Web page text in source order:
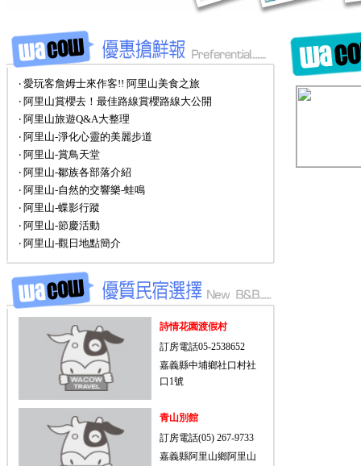
‧ 愛玩客詹姆士來作客!! 阿里山美食之旅
‧ 阿里山賞櫻去！最佳路線賞櫻路線大公開
‧ 阿里山旅遊Q&A大整理
‧ 阿里山-淨化心靈的美麗步道
‧ 阿里山-賞鳥天堂
‧ 阿里山-鄒族各部落介紹
‧ 阿里山-自然的交響樂-蛙鳴
‧ 阿里山-蝶影行蹤
‧ 阿里山-節慶活動
‧ 阿里山-觀日地點簡介
詩情花園渡假村
訂房電話05-2538652
嘉義縣中埔鄉社口村社
口1號
青山別館
訂房電話(05) 267-9733
嘉義縣阿里山鄉阿里山